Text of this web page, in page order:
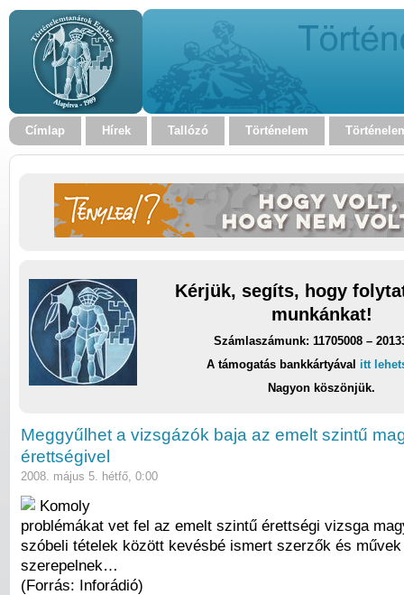
Címlap Hírek Tallózó Történelem
Kérjük, segíts, hogy
munkánkat!
Számlaszámunk: 11705008 –
A támogatás bankkártyával itt
Nagyon köszönjük.
Meggyűlhet a vizsgázók baja az emelt szintű
érettségivel
2008. május 5. hétfő, 0:00
Komoly
problémákat vet fel az emelt szintű érettségi vizsga
szóbeli tételek között kevésbé ismert szerzők és
szerepelnek…
(Forrás: Inforádió)